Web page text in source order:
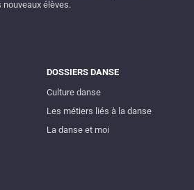
élèves.
DOSSIERS DANSE
Culture danse
Les métiers liés à la danse
La danse et moi